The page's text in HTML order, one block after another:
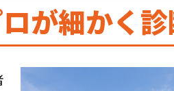
が細かく